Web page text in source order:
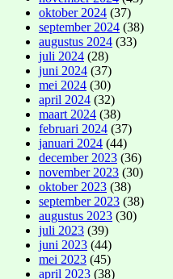
oktober 2024 (37)
september 2024 (38)
augustus 2024 (33)
juli 2024 (28)
juni 2024 (37)
mei 2024 (30)
april 2024 (32)
maart 2024 (38)
februari 2024 (37)
januari 2024 (44)
december 2023 (36)
november 2023 (30)
oktober 2023 (38)
september 2023 (38)
augustus 2023 (30)
juli 2023 (39)
juni 2023 (44)
mei 2023 (45)
april 2023 (38)